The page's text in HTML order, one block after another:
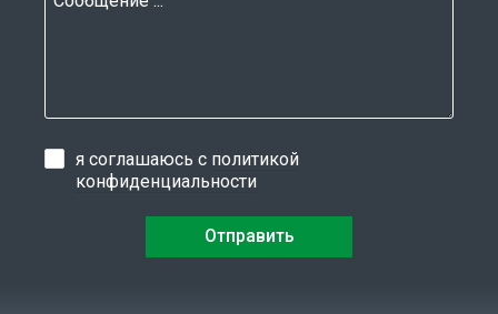
я соглашаюсь с политикой
конфиденциальности